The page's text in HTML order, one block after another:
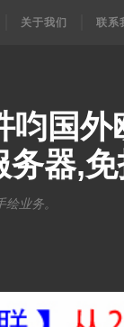
关于我们 联系
呁国外
器,
业务。